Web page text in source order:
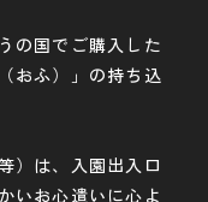
の国でご購入した
おふ）」の持ち込
）は、入園出入口
いお心遣いに心よ